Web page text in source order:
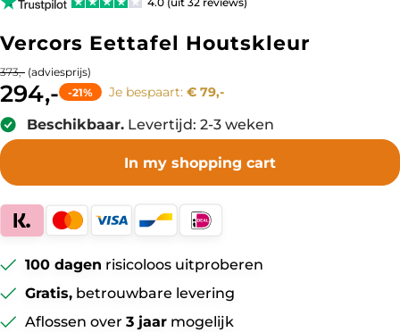
Vercors Eettafel Houtskleur
373,- (adviesprijs)
294,- -21% Je bespaart: € 79,-
Beschikbaar. Levertijd: 2-3 weken
In my shopping cart
100 dagen risicoloos uitproberen
Gratis, betrouwbare levering
Aflossen over 3 jaar mogelijk